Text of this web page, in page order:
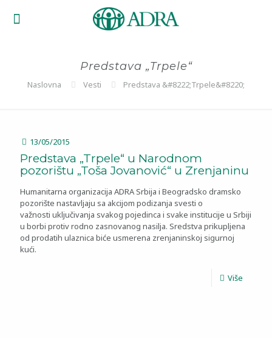
Predstava „Trpele“
Naslovna Vesti Predstava &#8222;Trpele&#8220;
13/05/2015
Predstava „Trpele“ u Narodnom
pozorištu „Toša Jovanović“ u Zrenjaninu
Humanitarna organizacija ADRA Srbija i Beogradsko dramsko
pozorište nastavljaju sa akcijom podizanja svesti o
važnosti uključivanja svakog pojedinca i svake institucije u Srbiji
u borbi protiv rodno zasnovanog nasilja. Sredstva prikupljena
od prodatih ulaznica biće usmerena zrenjaninskoj sigurnoj
kući.
Više